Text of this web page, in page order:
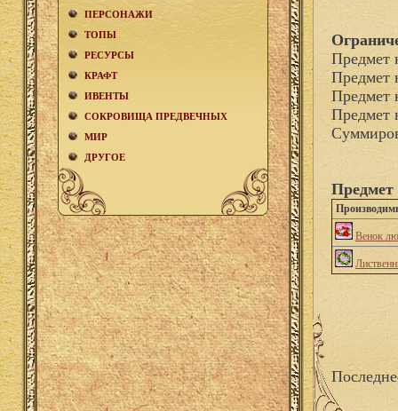
ПЕРСОНАЖИ
ТОПЫ
РЕСУРСЫ
КРАФТ
ИВЕНТЫ
СОКРОВИЩА ПРЕДВЕЧНЫХ
МИР
ДРУГОЕ
Предмет
Предмет
Предмет
Предмет
Предмет
Венок